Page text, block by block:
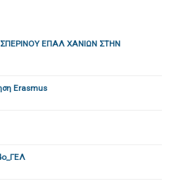
ΕΠΑΛ ΧΑΝΙΩΝ ΣΤΗΝ
Erasmus